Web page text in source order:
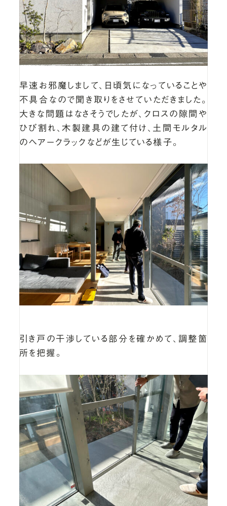
早速お邪魔しまして、日頃気になっていることや
不具合なので聞き取りをさせていただきました。
大きな問題はなさそうでしたが、クロスの隙間や
ひび割れ、木製建具の建て付け、土間モルタル
のヘアークラックなどが生じている様子。
引き戸の干渉している部分を確かめて、調整箇
所を把握。